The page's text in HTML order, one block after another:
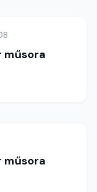
műsora
műsora